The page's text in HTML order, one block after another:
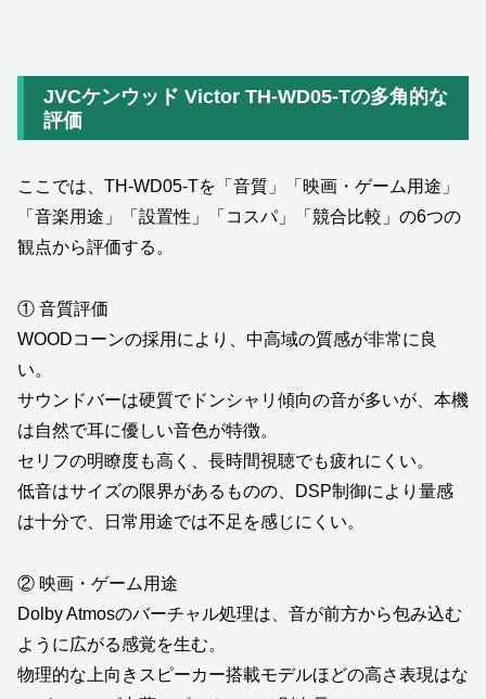
JVCケンウッド Victor TH‑WD05‑Tの多角的な
評価
ここでは、TH‑WD05‑Tを「音質」「映画・ゲーム用途」
「音楽用途」「設置性」「コスパ」「競合比較」の6つの
観点から評価する。
① 音質評価
WOODコーンの採用により、中高域の質感が非常に良
い。
サウンドバーは硬質でドンシャリ傾向の音が多いが、本機
は自然で耳に優しい音色が特徴。
セリフの明瞭度も高く、長時間視聴でも疲れにくい。
低音はサイズの限界があるものの、DSP制御により量感
は十分で、日常用途では不足を感じにくい。
② 映画・ゲーム用途
Dolby Atmosのバーチャル処理は、音が前方から包み込む
ように広がる感覚を生む。
物理的な上向きスピーカー搭載モデルほどの高さ表現はな